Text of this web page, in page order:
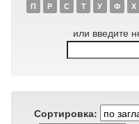
П
Р С Т У Ф Х
или введите
Сортировка: